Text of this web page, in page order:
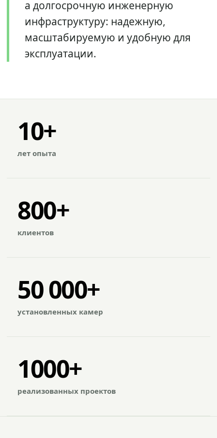
а долгосрочную инженерную
инфраструктуру: надежную,
масштабируемую и удобную для
эксплуатации.
10+
лет опыта
800+
клиентов
50 000+
установленных камер
1000+
реализованных проектов